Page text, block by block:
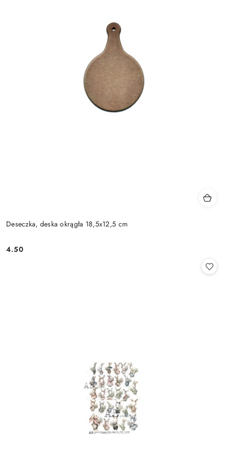
Deseczka, deska okrągła 18,5x12,5 cm
Cena:
4.50